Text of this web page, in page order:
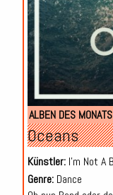
ALBEN DES MONATS
Oceans
Künstler:I'm Not A
Genre:Dance